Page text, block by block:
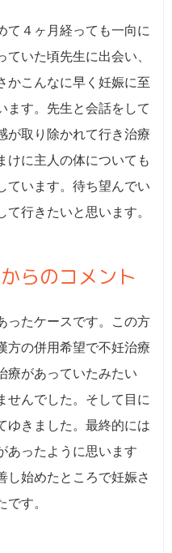
て４ヶ月経っても一向に
いた頃先生に出会い、
かこんなに早く妊娠に至
ます。先生と会話をして
が取り除かれて行き治療
けに主人の体についても
ています。待ち望んでい
行きたいと思います。
らのコメント
ったケースです。この方
方の併用希望で不妊治療
療があっていたみたい
せんでした。そして目に
ゆきました。最終的には
あったように思います
し始めたところで妊娠さ
す。